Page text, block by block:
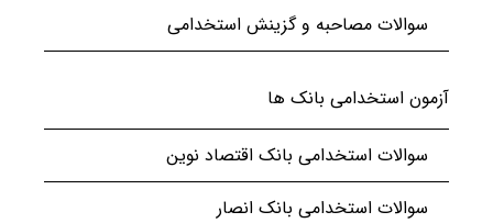
سوالات مصاحبه و گزینش استخدامی
آزمون استخدامی بانک ها
سوالات استخدامی بانک اقتصاد نوین
سوالات استخدامی بانک انصار